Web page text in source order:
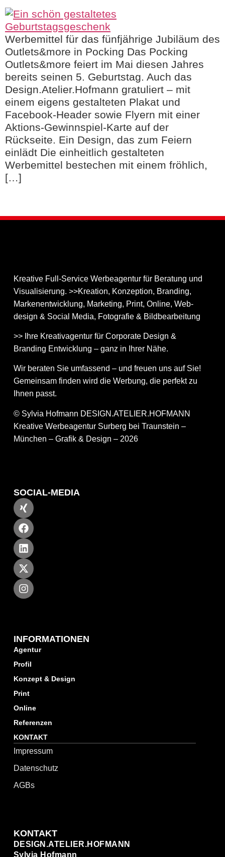
Werbemittel für das fünfjährige Jubiläum des
Outlets&more in Pocking Das Pocking
Outlets&more feiert im Mai diesen Jahres
bereits seinen 5. Geburtstag. Auch das
Design.Atelier.Hofmann gratuliert – mit
einem eigens gestalteten Plakat und
Facebook-Header sowie Flyern mit einer
Aktions-Gewinnspiel-Karte auf der
Rückseite. Ein Design, das zum Feiern
einlädt Die einheitlich gestalteten
Werbemittel bestechen mit einem fröhlich,
[…]
Kreative Full-Service Werbeagentur für Beratung und
Visualisierung. >>Kreation, Konzeption, Branding,
Markenentwicklung, Marketing, Print, Online, Web­
design & Social Media, Fotografie & Bildbear­bei­tung
>> Ihre Kreativagentur für Corporate Design &
Branding Entwicklung – ganz in Ihrer Nähe.
Wir beraten Sie umfassend – und freuen uns auf Sie!
Gemeinsam finden wird die Werbung, die perfekt zu
Ihnen passt.
© Sylvia Hofmann DESIGN.ATELIER.HOFMANN
Kreative Werbeagentur Surberg bei Traunstein –
München – Grafik & Design – 2026
INFORMATIONEN
Agentur
Profil
Konzept & Design
Print
Online
Referenzen
KONTAKT
Impressum
Datenschutz
AGBs
KONTAKT
DESIGN.ATELIER.HOFMANN
Sylvia Hofmann
SOCIAL-MEDIA